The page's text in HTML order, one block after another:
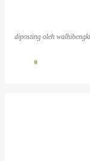
diposting oleh
0